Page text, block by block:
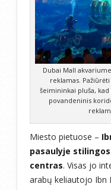
Dubai Mall
reklamas.
šeimininkai pluša,
povandeninis
Miesto pietuose –
pasaulyje
centras. Visas jo
arabų keliautojo Ibn